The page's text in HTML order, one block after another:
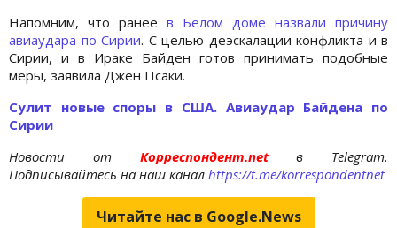
Напомним, что ранее в Белом доме назвали причину
авиаудара по Сирии. С целью деэскалации конфликта и в
Сирии, и в Ираке Байден готов принимать подобные
меры, заявила Джен Псаки.
Сулит новые споры в США. Авиаудар Байдена по
Сирии
Новости отКорреспондент.netв Telegram.
Подписывайтесь на наш канал https://t.me/korrespondentnet
Читайте нас в Google.News